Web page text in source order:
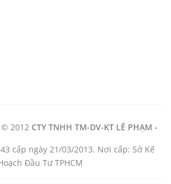
© 2012 CTY TNHH TM-DV-KT LÊ PHẠM -
cấp ngày 21/03/2013. Nơi cấp: Sở Kế
Đầu Tư TPHCM